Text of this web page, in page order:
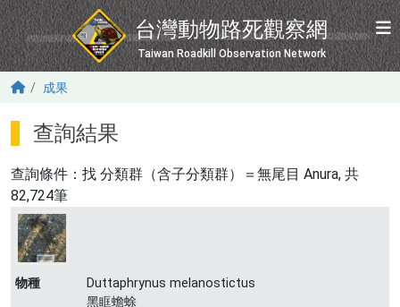
移至主內容
台灣動物路死觀察網
Taiwan Roadkill Observation Network
成果
查詢結果
查詢條件：找 分類群（含子分類群）＝無尾目 Anura, 共
82,724筆
物種
Duttaphrynus melanostictus
黑眶蟾蜍